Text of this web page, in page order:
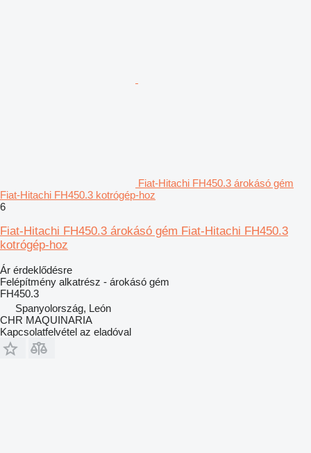
Fiat-Hitachi FH450.3 árokásó gém
Fiat-Hitachi FH450.3 kotrógép-hoz
6
Fiat-Hitachi FH450.3 árokásó gém Fiat-Hitachi FH450.3
kotrógép-hoz
Ár érdeklődésre
Felépítmény alkatrész - árokásó gém
FH450.3
Spanyolország, León
CHR MAQUINARIA
Kapcsolatfelvétel az eladóval